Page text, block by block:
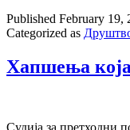
Published February 19,
Categorized as
Хапшења
Су­ди­ја за прет­ход­ни